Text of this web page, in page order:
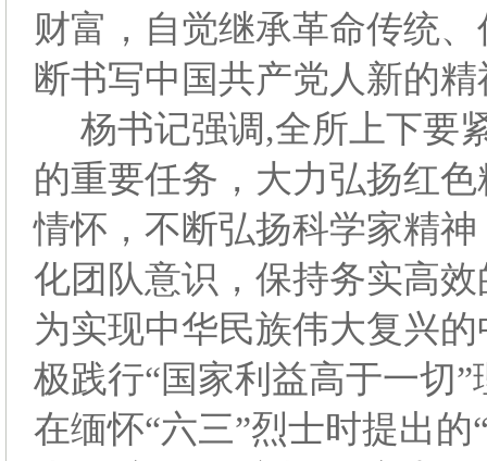
财富，自觉继承革命传统
断书写中国共产党人新的
杨书记强调,全所上下要
的重要任务，大力弘扬红
情怀，不断弘扬科学家精
化团队意识，保持务实高
为实现中华民族伟大复兴
极践行“国家利益高于一切
在缅怀“六三”烈士时提出的